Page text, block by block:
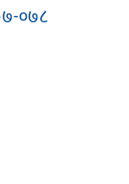
०७८